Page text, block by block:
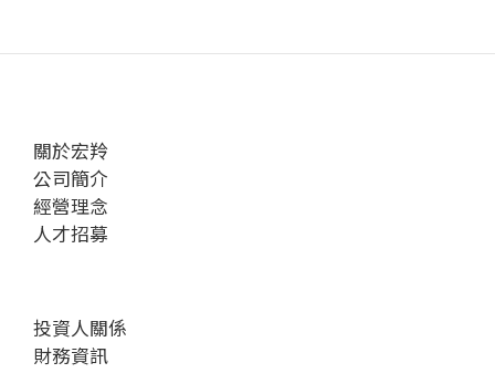
關於宏羚
公司簡介
經營理念
人才招募
投資人關係
財務資訊